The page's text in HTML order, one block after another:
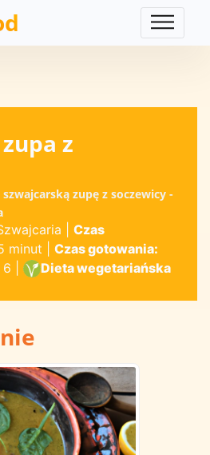
z
zupę z soczewicy -
Czas
minut
Czas gotowania:
6 Dieta wegetariańska